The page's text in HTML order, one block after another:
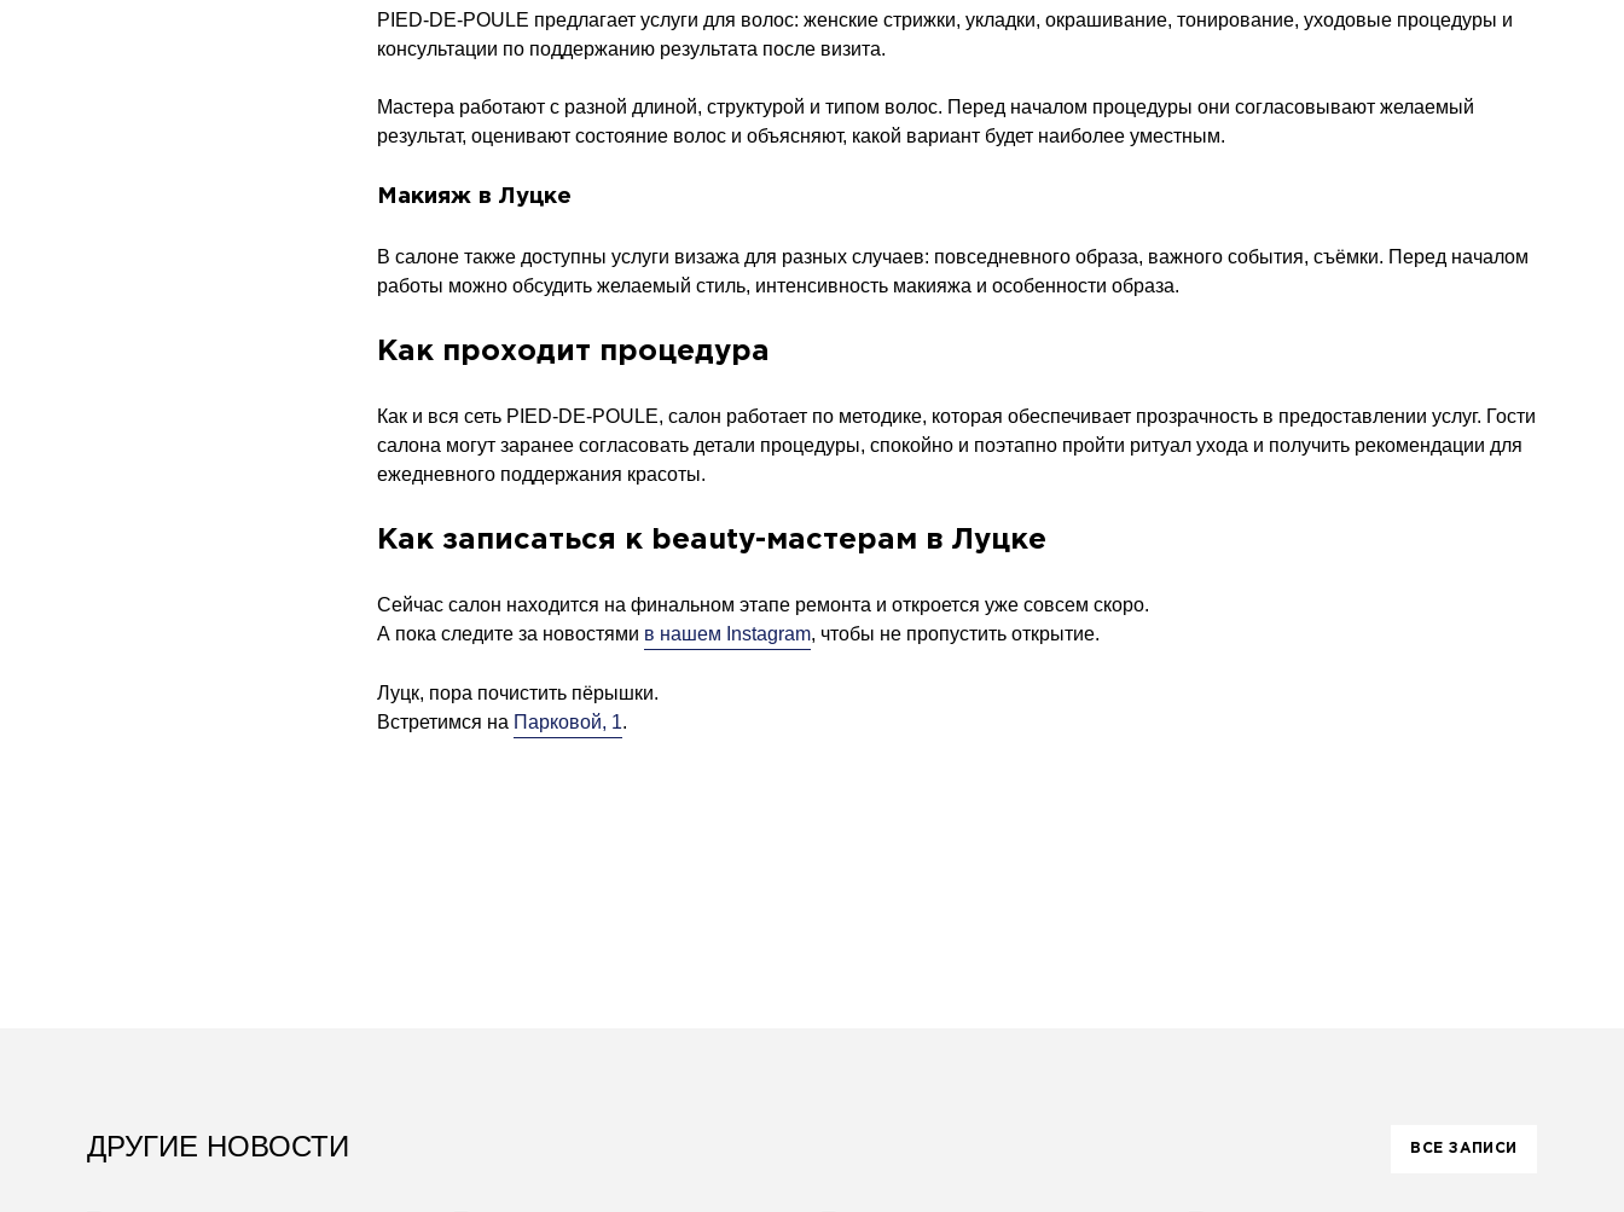
PIED-DE-POULE предлагает услуги для волос: женские стрижки, укладки, окрашивание, тонирование, уходовые процедуры и
консультации по поддержанию результата после визита.
Мастера работают с разной длиной, структурой и типом волос. Перед началом процедуры они согласовывают желаемый
результат, оценивают состояние волос и объясняют, какой вариант будет наиболее уместным.
Макияж в Луцке
В салоне также доступны услуги визажа для разных случаев: повседневного образа, важного события, съёмки. Перед началом
работы можно обсудить желаемый стиль, интенсивность макияжа и особенности образа.
Как проходит процедура
Как и вся сеть PIED-DE-POULE, салон работает по методике, которая обеспечивает прозрачность в предоставлении услуг. Гости
салона могут заранее согласовать детали процедуры, спокойно и поэтапно пройти ритуал ухода и получить рекомендации для
ежедневного поддержания красоты.
Как записаться к beauty-мастерам в Луцке
Сейчас салон находится на финальном этапе ремонта и откроется уже совсем скоро.
А пока следите за новостями в нашем Instagram, чтобы не пропустить открытие.
Луцк, пора почистить пёрышки.
Встретимся на Парковой, 1.
ДРУГИЕ НОВОСТИ ВСЕ ЗАПИСИ